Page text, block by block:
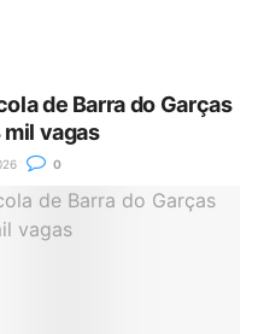
de Barra do Garças
vagas
0